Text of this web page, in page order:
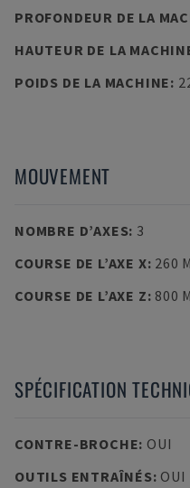
PROFONDEUR DE LA
HAUTEUR DE LA
POIDS DE LA MACHINE:
MOUVEMENT
NOMBRE D’AXES: 3
COURSE DE L’AXE X: 260
COURSE DE L’AXE Z: 800
SPÉCIFICATION
CONTRE-BROCHE: OUI
OUTILS ENTRAÎNÉS: OUI